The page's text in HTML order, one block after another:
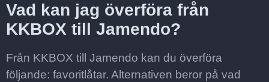
Vad kan jag överföra från
KKBOX till Jamendo?
Från KKBOX till Jamendo kan du överföra
följande: favoritlåtar. Alternativen beror på vad